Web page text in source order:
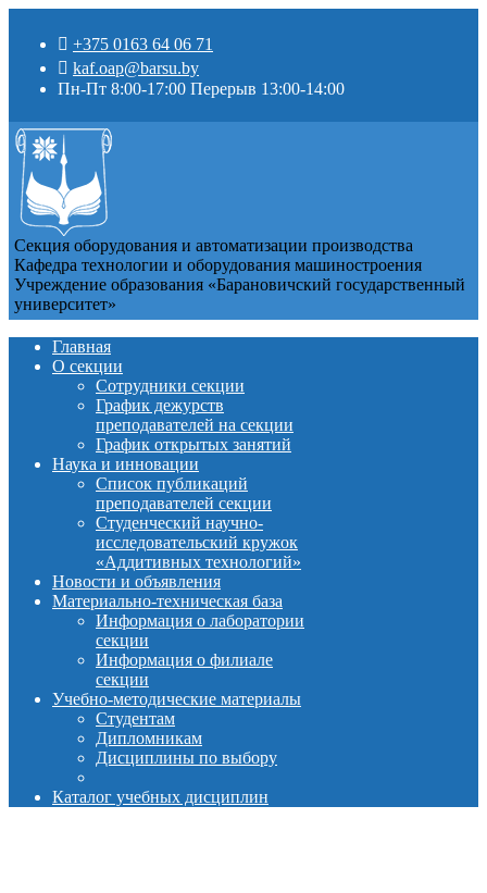
+375 0163 64 06 71
kaf.oap@barsu.by
Пн-Пт 8:00-17:00 Перерыв 13:00-14:00
Секция оборудования и автоматизации производства
Кафедра технологии и оборудования машиностроения
Учреждение образования «Барановичский государственный
университет»
Главная
О секции
Сотрудники секции
График дежурств
преподавателей на секции
График открытых занятий
Наука и инновации
Список публикаций
преподавателей секции
Студенческий научно-
исследовательский кружок
«Аддитивных технологий»
Новости и объявления
Материально-техническая база
Информация о лаборатории
секции
Информация о филиале
секции
Учебно-методические материалы
Студентам
Дипломникам
Дисциплины по выбору
Каталог учебных дисциплин